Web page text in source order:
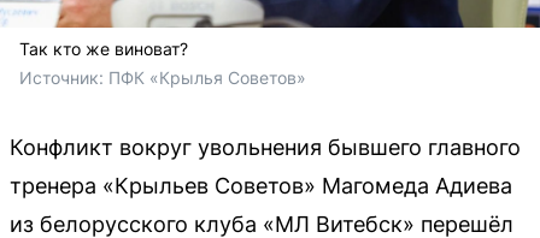
Так кто же виноват?
Источник: ПФК «Крылья Советов»
Конфликт вокруг увольнения бывшего главного
тренера «Крыльев Советов» Магомеда Адиева
из белорусского клуба «МЛ Витебск» перешёл